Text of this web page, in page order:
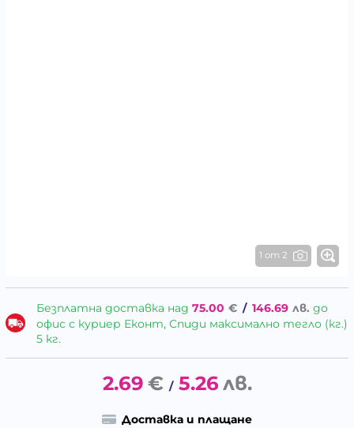
1 от 2
Безплатна доставка над 75.00 € / 146.69 лв. до
офис с куриер Еконт, Спиди максимално тегло (кг.)
5 кг.
2.69 € / 5.26 лв.
Доставка и плащане